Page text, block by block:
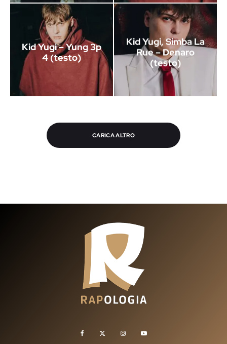
Kid Yugi – Yung 3p
4 (testo)
Kid Yugi, Simba La
Rue – Denaro
(testo)
CARICA ALTRO